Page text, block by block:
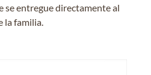
se entregue directamente al
la familia.